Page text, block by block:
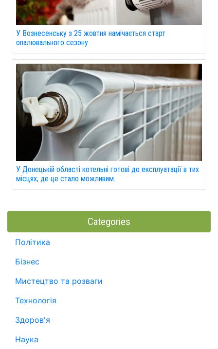
У Вознесенську з 25 жовтня намічається старт
опалювального сезону.
У Донецькій області котельні готові до експлуатації в тих
місцях, де це стало можливим.
Categories
Політика
Бізнес
Мистецтво та розваги
Технологія
Здоров'я
Наука